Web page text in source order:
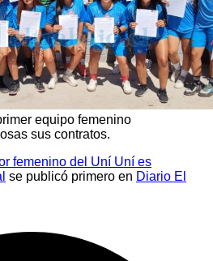
equipo femenino
sus contratos.
femenino del Uní Uní es
se publicó primero en Diario El